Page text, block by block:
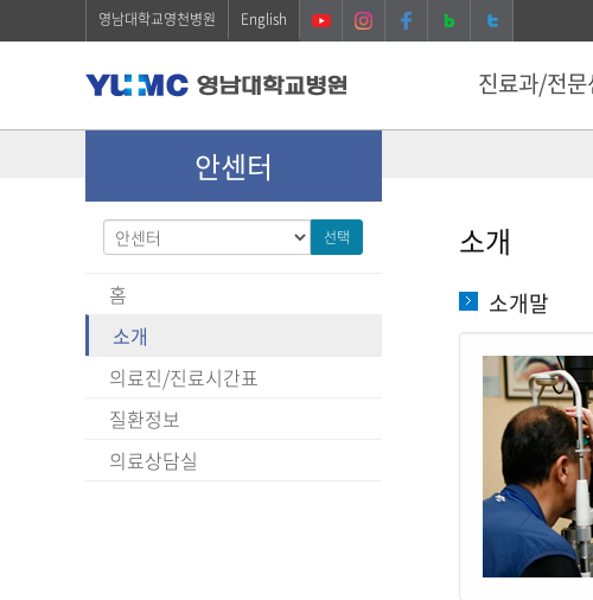
영남대학교영천병원 English
진료과/전문
안센터
선택
홈
소개
의료진/진료시간표
질환정보
의료상담실
소개
소개말